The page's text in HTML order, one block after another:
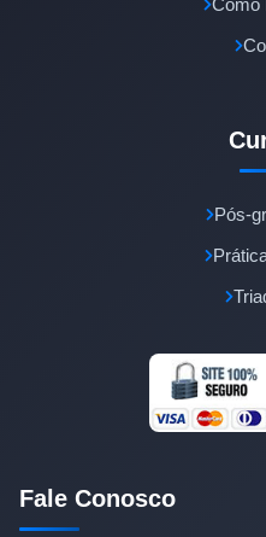
Pós-
Fale Conosco